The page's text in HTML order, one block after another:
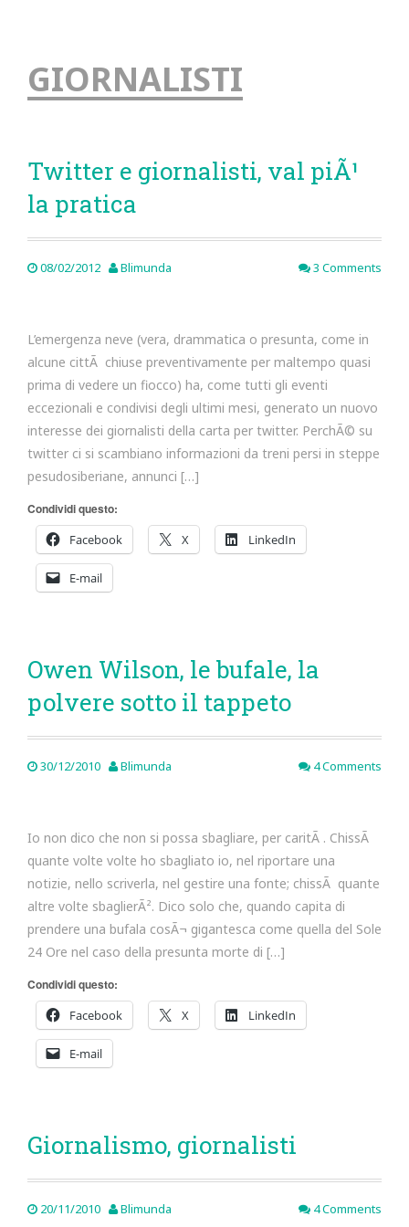
GIORNALISTI
Twitter e giornalisti, val piÃ¹
la pratica
08/02/2012 Blimunda 3 Comments
L’emergenza neve (vera, drammatica o presunta, come in
alcune cittÃ chiuse preventivamente per maltempo quasi
prima di vedere un fiocco) ha, come tutti gli eventi
eccezionali e condivisi degli ultimi mesi, generato un nuovo
interesse dei giornalisti della carta per twitter. PerchÃ© su
twitter ci si scambiano informazioni da treni persi in steppe
pesudosiberiane, annunci […]
Condividi questo:
Facebook
X LinkedIn
E-mail
Owen Wilson, le bufale, la
polvere sotto il tappeto
30/12/2010 Blimunda 4 Comments
Io non dico che non si possa sbagliare, per caritÃ . ChissÃ
quante volte volte ho sbagliato io, nel riportare una
notizie, nello scriverla, nel gestire una fonte; chissÃ quante
altre volte sbaglierÃ². Dico solo che, quando capita di
prendere una bufala cosÃ¬ gigantesca come quella del Sole
24 Ore nel caso della presunta morte di […]
Condividi questo:
Facebook
X LinkedIn
E-mail
Giornalismo, giornalisti
20/11/2010 Blimunda 4 Comments